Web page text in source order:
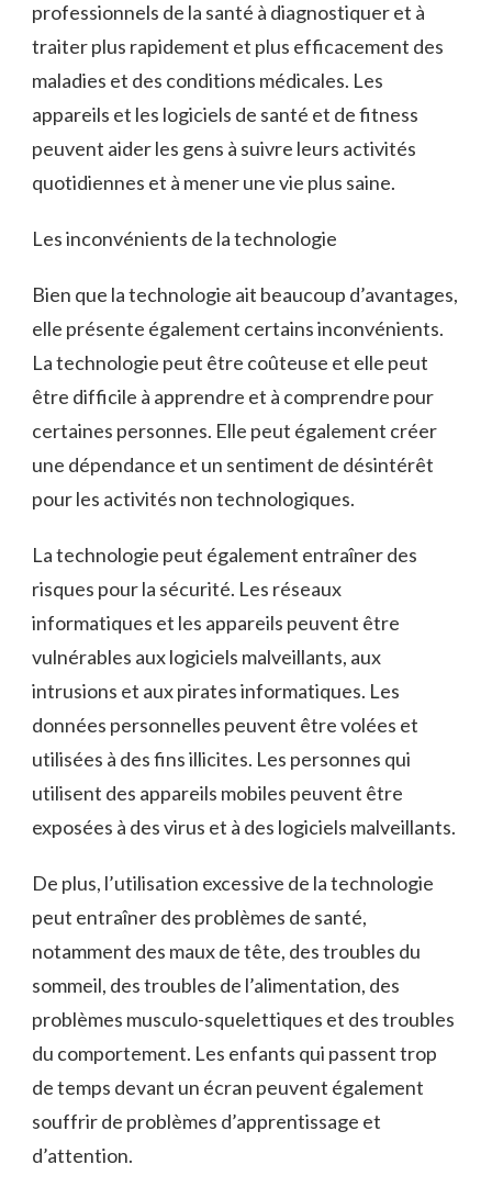
professionnels de la santé à diagnostiquer et à
traiter plus rapidement et plus efficacement des
maladies et des conditions médicales. Les
appareils et les logiciels de santé et de fitness
peuvent aider les gens à suivre leurs activités
quotidiennes et à mener une vie plus saine.
Les inconvénients de la technologie
Bien que la technologie ait beaucoup d’avantages,
elle présente également certains inconvénients.
La technologie peut être coûteuse et elle peut
être difficile à apprendre et à comprendre pour
certaines personnes. Elle peut également créer
une dépendance et un sentiment de désintérêt
pour les activités non technologiques.
La technologie peut également entraîner des
risques pour la sécurité. Les réseaux
informatiques et les appareils peuvent être
vulnérables aux logiciels malveillants, aux
intrusions et aux pirates informatiques. Les
données personnelles peuvent être volées et
utilisées à des fins illicites. Les personnes qui
utilisent des appareils mobiles peuvent être
exposées à des virus et à des logiciels malveillants.
De plus, l’utilisation excessive de la technologie
peut entraîner des problèmes de santé,
notamment des maux de tête, des troubles du
sommeil, des troubles de l’alimentation, des
problèmes musculo-squelettiques et des troubles
du comportement. Les enfants qui passent trop
de temps devant un écran peuvent également
souffrir de problèmes d’apprentissage et
d’attention.